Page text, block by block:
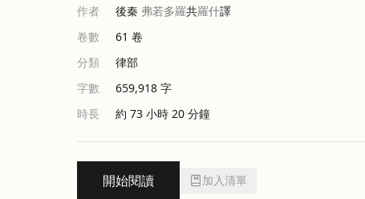
作者
後秦 弗若多羅共羅什譯
卷數
61 卷
分類
律部
字數
659,918 字
時長
約 73 小時 20 分鐘
開始閱讀 加入清單